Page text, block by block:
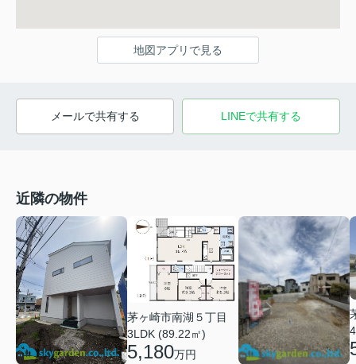
地図アプリで見る
メールで共有する LINEで共有する
近隣の物件
茅ヶ崎市南湖５丁目
3LDK (89.22㎡)
5,180万円